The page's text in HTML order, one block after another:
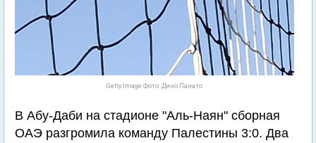
Getty Image Фото: Дино Панато
В Абу-Даби на стадионе "Аль-Наян" сборная
ОАЭ разгромила команду Палестины 3:0. Два